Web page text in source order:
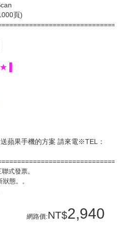
頁)
▌
蘋果手機的方案 請來電※TEL：
式發票。
態。。
網路價: 2,940